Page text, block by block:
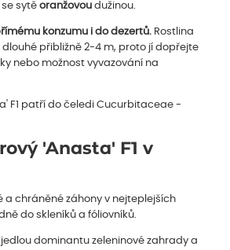
se sytěoranžovou dužinou.
konzumu i do dezertů. Rostlina
přibližně 2-4 m, proto jí dopřejte
nebo možnost vyvazování na
F1 patří do čeledi Cucurbitaceae -
'Anasta' F1 v
a chráněné záhony v nejteplejších
do skleníků a fóliovníků.
dominantu zeleninové zahrady a